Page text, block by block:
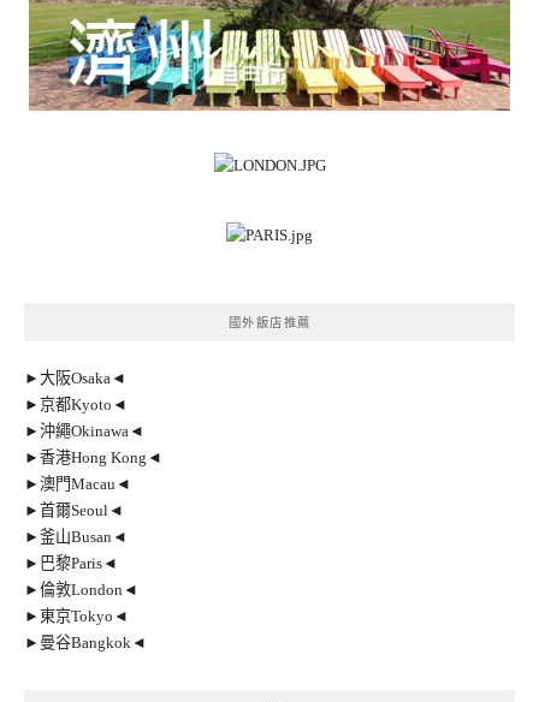
國外飯店推薦
►大阪Osaka◄
►京都Kyoto◄
►沖繩Okinawa◄
►香港Hong Kong◄
►澳門Macau◄
►首爾Seoul◄
►釜山Busan◄
►巴黎Paris◄
►倫敦London◄
►東京Tokyo◄
►曼谷Bangkok◄